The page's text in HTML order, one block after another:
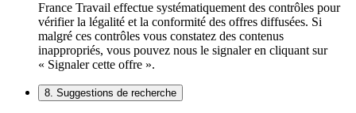
France Travail effectue systématiquement des contrôles pour
vérifier la légalité et la conformité des offres diffusées. Si
malgré ces contrôles vous constatez des contenus
inappropriés, vous pouvez nous le signaler en cliquant sur
« Signaler cette offre ».
8. Suggestions de recherche